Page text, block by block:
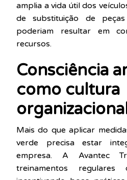
amplia a vida útil dos
de substituição de
poderiam resultar em
recursos.
Consciência
como cultura
Mais do que aplicar
verde precisa estar
empresa. A Avantec
treinamentos regulares